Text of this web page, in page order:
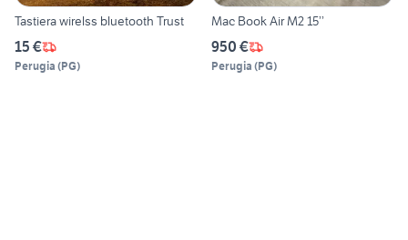
Tastiera wirelss bluetooth Trust
15 €
Perugia (PG)
Mac Book Air M2 15’’
950 €
Perugia (PG)